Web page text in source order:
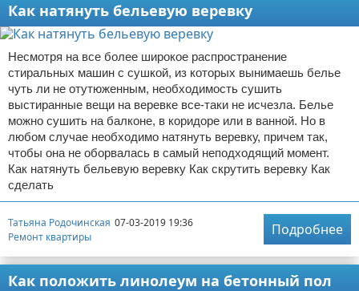
Как натянуть бельевую веревку
Несмотря на все более широкое распространение
стиральных машин с сушкой, из которых вынимаешь белье
чуть ли не отутюженным, необходимость сушить
выстиранные вещи на веревке все-таки не исчезла. Белье
можно сушить на балконе, в коридоре или в ванной. Но в
любом случае необходимо натянуть веревку, причем так,
чтобы она не оборвалась в самый неподходящий момент.
Как натянуть бельевую веревку Как скрутить веревку Как
сделать
Татьяна Родочинская 07-03-2019 19:36
Ремонт квартиры
Подробнее
Как положить линолеум на бетонный пол